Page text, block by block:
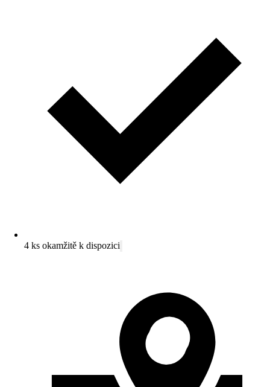
4 ks okamžitě k dispozici